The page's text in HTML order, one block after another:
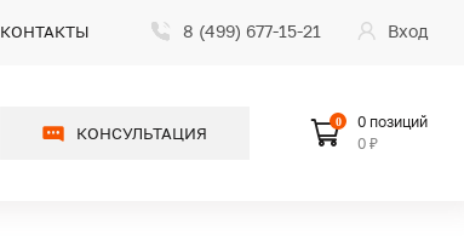
КОНТАКТЫ 8 (499) 677-15-21 Вход
КОНСУЛЬТАЦИЯ
0
0 позиций
0 ₽